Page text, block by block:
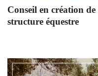
Conseil en création de
structure équestre